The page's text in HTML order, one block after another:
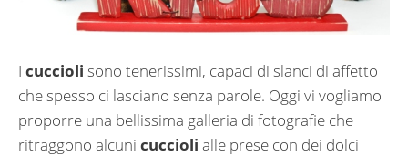
I cuccioli sono tenerissimi, capaci di slanci di affetto
che spesso ci lasciano senza parole. Oggi vi vogliamo
proporre una bellissima galleria di fotografie che
ritraggono alcuni cuccioli alle prese con dei dolci